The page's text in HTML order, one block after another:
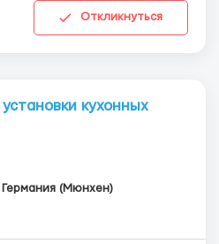
Откликнуться
кухонных
Германия (Мюнхен)